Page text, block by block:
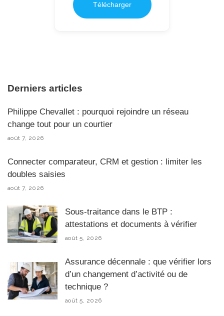
Télécharger
Derniers articles
Philippe Chevallet : pourquoi rejoindre un réseau
change tout pour un courtier
août 7, 2026
Connecter comparateur, CRM et gestion : limiter les
doubles saisies
août 7, 2026
Sous-traitance dans le BTP :
attestations et documents à vérifier
août 5, 2026
Assurance décennale : que vérifier lors
d’un changement d’activité ou de
technique ?
août 5, 2026